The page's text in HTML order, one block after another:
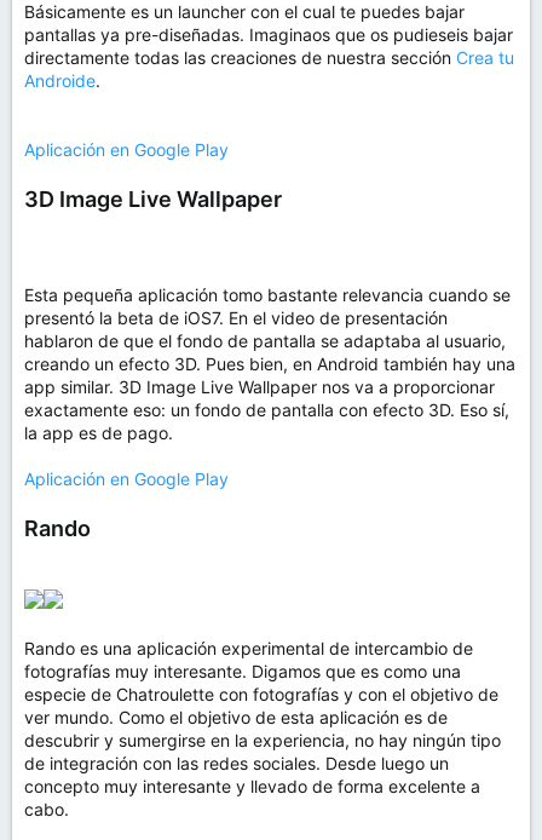
Básicamente es un launcher con el cual te puedes bajar
pantallas ya pre-diseñadas. Imaginaos que os pudieseis bajar
directamente todas las creaciones de nuestra sección Crea tu
Androide.
Aplicación en Google Play
3D Image Live Wallpaper
Esta pequeña aplicación tomo bastante relevancia cuando se
presentó la beta de iOS7. En el video de presentación
hablaron de que el fondo de pantalla se adaptaba al usuario,
creando un efecto 3D. Pues bien, en Android también hay una
app similar. 3D Image Live Wallpaper nos va a proporcionar
exactamente eso: un fondo de pantalla con efecto 3D. Eso sí,
la app es de pago.
Aplicación en Google Play
Rando
Rando es una aplicación experimental de intercambio de
fotografías muy interesante. Digamos que es como una
especie de Chatroulette con fotografías y con el objetivo de
ver mundo. Como el objetivo de esta aplicación es de
descubrir y sumergirse en la experiencia, no hay ningún tipo
de integración con las redes sociales. Desde luego un
concepto muy interesante y llevado de forma excelente a
cabo.